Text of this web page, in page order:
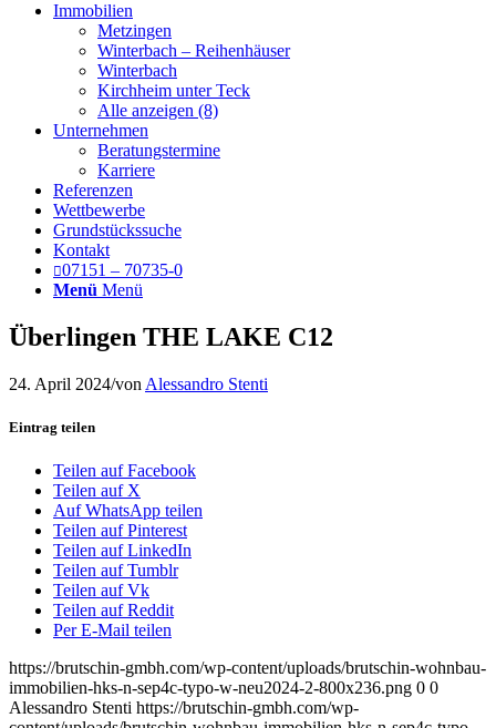
Immobilien
Metzingen
Winterbach – Reihenhäuser
Winterbach
Kirchheim unter Teck
Alle anzeigen (8)
Unternehmen
Beratungstermine
Karriere
Referenzen
Wettbewerbe
Grundstückssuche
Kontakt
07151 – 70735-0
Menü Menü
Überlingen THE LAKE C12
24. April 2024/von Alessandro Stenti
Eintrag teilen
Teilen auf Facebook
Teilen auf X
Auf WhatsApp teilen
Teilen auf Pinterest
Teilen auf LinkedIn
Teilen auf Tumblr
Teilen auf Vk
Teilen auf Reddit
Per E-Mail teilen
https://brutschin-gmbh.com/wp-content/uploads/brutschin-wohnbau-
immobilien-hks-n-sep4c-typo-w-neu2024-2-800x236.png 0 0
Alessandro Stenti https://brutschin-gmbh.com/wp-